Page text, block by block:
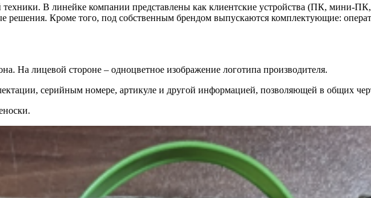
В линейке компании представлены как клиентские устройства (ПК,
решения. Кроме того, под собственным брендом выпускаются комплектующие:
На лицевой стороне – одноцветное изображение логотипа производителя.
серийным номере, артикуле и другой информацией, позволяющей в общих